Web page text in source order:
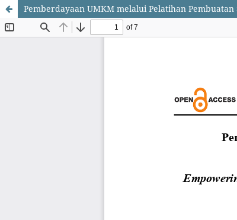
Pemberdayaan UMKM melalui Pelatihan